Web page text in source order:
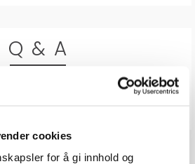
cookies
for å gi innhold og
Q & A
Send spørsmålet ditt